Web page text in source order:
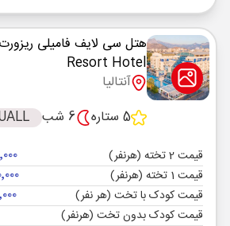
هتل سی لایف فامیلی ریزورت
Resort Hotel
آنتالیا
5 ستاره
6 شب
قیمت 2 تخته (هرنفر)
قیمت 1 تخته (هرنفر)
قیمت کودک با تخت (هر نفر)
قیمت کودک بدون تخت (هرنفر)